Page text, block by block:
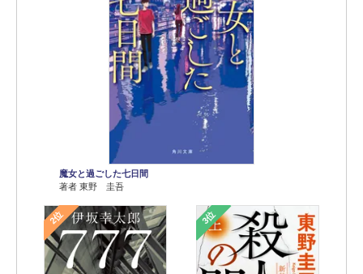
魔女と過ごした七日間
著者 東野 圭吾
2位 3位